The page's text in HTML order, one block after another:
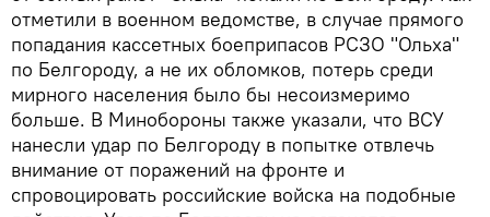
отметили в военном ведомстве, в случае прямого
попадания кассетных боеприпасов РСЗО "Ольха"
по Белгороду, а не их обломков, потерь среди
мирного населения было бы несоизмеримо
больше. В Минобороны также указали, что ВСУ
нанесли удар по Белгороду в попытке отвлечь
внимание от поражений на фронте и
спровоцировать российские войска на подобные